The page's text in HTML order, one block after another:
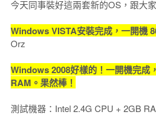
今天同事裝好這兩套新的OS，跟大
Windows VISTA安裝完成，一開機
Orz
Windows 2008好樣的！一開機完成
RAM。果然棒！
測試機器：Intel 2.4G CPU + 2GB